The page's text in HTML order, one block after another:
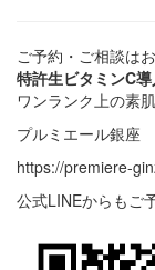
ご予約・ご相談は
特許生ビタミンC
ワンランク上の素肌
プルミエール銀座
https://premiere-
公式LINEからもご